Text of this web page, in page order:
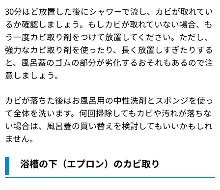
30分ほど放置した後にシャワーで流し、カビが取れてい
るか確認しましょう。もしカビが取れていない場合、も
う一度カビ取り剤をつけて放置してください。ただし、
強力なカビ取り剤を使ったり、長く放置しすぎたりする
と、風呂蓋のゴムの部分が劣化するおそれもあるので注
意しましょう。
カビが落ちた後はお風呂用の中性洗剤とスポンジを使っ
て全体を洗います。何回掃除してもカビや汚れが落ちな
い場合は、風呂蓋の買い替えを検討してもいいかもしれ
ません。
浴槽の下（エプロン）のカビ取り